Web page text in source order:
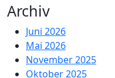
Archiv
Juni 2026
Mai 2026
November 2025
Oktober 2025